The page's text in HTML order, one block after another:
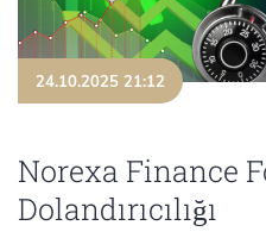
24.10.2025 21:12
Norexa Finance
Dolandırıcılığı